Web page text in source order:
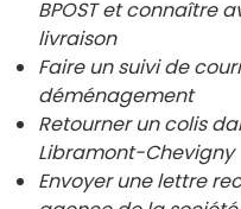
BPOST et connaître
livraison
Faire un suivi de
déménagement
Retourner un colis
Libramont-Chevigny
Envoyer une lettre